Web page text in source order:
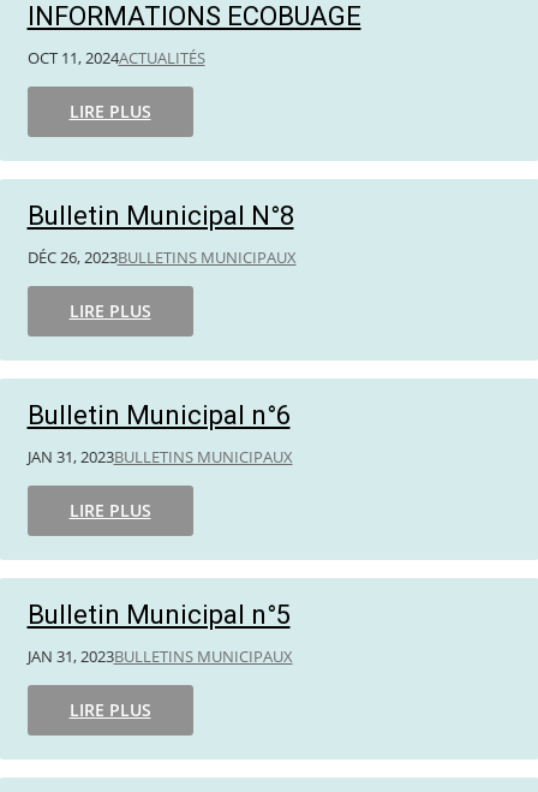
INFORMATIONS ECOBUAGE
OCT 11, 2024ACTUALITÉS
LIRE PLUS
Bulletin Municipal N°8
DÉC 26, 2023BULLETINS MUNICIPAUX
LIRE PLUS
Bulletin Municipal n°6
JAN 31, 2023BULLETINS MUNICIPAUX
LIRE PLUS
Bulletin Municipal n°5
JAN 31, 2023BULLETINS MUNICIPAUX
LIRE PLUS